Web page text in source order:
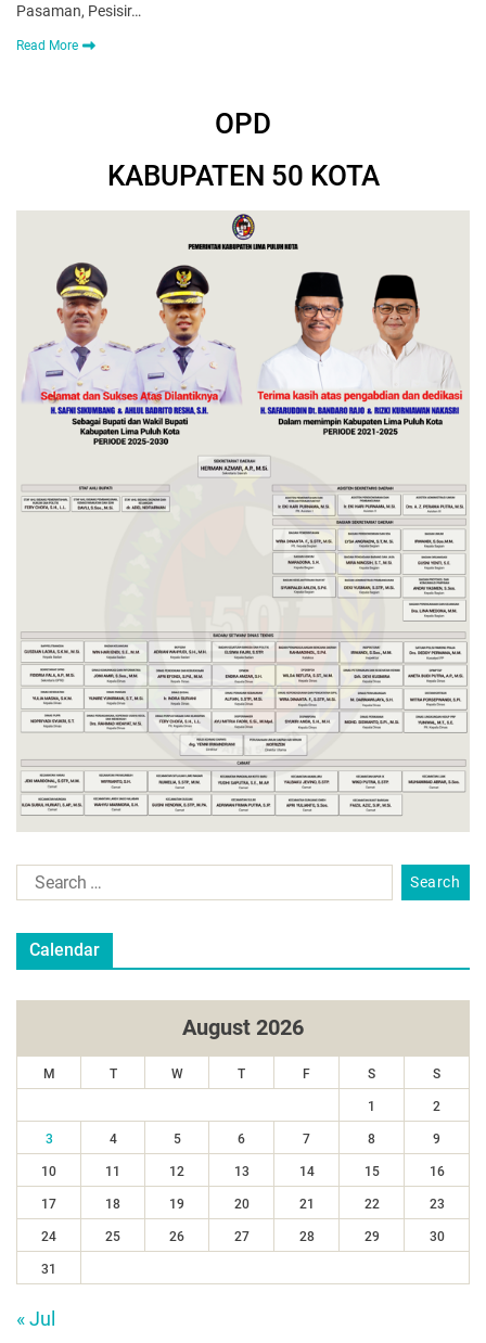
Pasaman, Pesisir…
Read More
OPD
KABUPATEN 50 KOTA
Calendar
August 2026
M T W T F S S
1 2
3 4 5 6 7 8 9
10 11 12 13 14 15 16
17 18 19 20 21 22 23
24 25 26 27 28 29 30
31
« Jul